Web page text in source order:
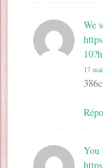
We
17
You